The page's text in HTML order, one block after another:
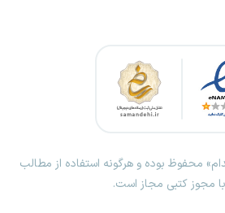
محفوظ بوده و هرگونه استفاده از مطالب
مجوز کتبی مجاز است.